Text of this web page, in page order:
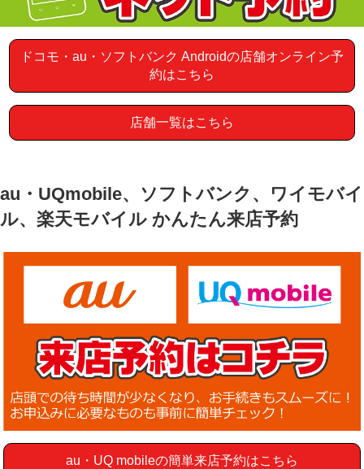
ドコモ・au・ソフトバンク Androidの店舗オンライン予
約はこちら
店舗一覧はこちら
au・UQmobile、ソフトバンク、ワイモバイ
ル、楽天モバイル かんたん来店予約
au・UQ mobileの簡単来店予約はこちら